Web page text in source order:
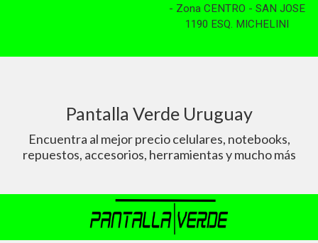
- Zona CENTRO - SAN JOSE
1190 ESQ. MICHELINI
Pantalla Verde Uruguay
Encuentra al mejor precio celulares, notebooks,
repuestos, accesorios, herramientas y mucho más